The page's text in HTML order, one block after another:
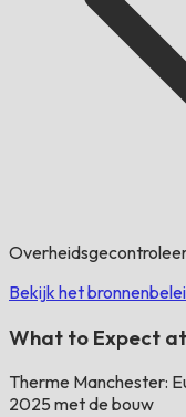
Bekijk het
What to Expect
Therme Manchester:
2025 met de bouw